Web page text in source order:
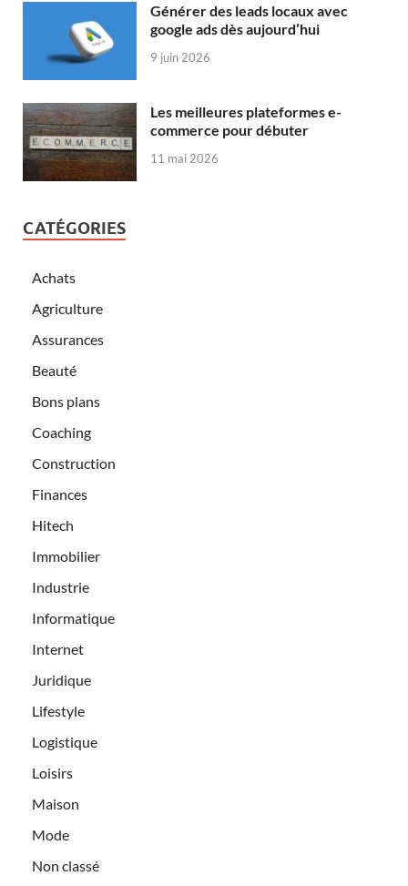
Générer des leads locaux avec
google ads dès aujourd’hui
9 juin 2026
Les meilleures plateformes e-
commerce pour débuter
11 mai 2026
CATÉGORIES
Achats
Agriculture
Assurances
Beauté
Bons plans
Coaching
Construction
Finances
Hitech
Immobilier
Industrie
Informatique
Internet
Juridique
Lifestyle
Logistique
Loisirs
Maison
Mode
Non classé